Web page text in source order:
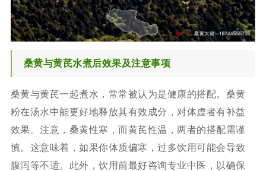
桑黄与黄芪水煮后效果及注意事项
桑黄与黄芪一起煮水，常常被认为是健康的搭配。桑黄
粉在汤水中能更好地释放其有效成分，对体虚者有补益
效果。注意，桑黄性寒，而黄芪性温，两者的搭配需谨
慎。这意味着，如果你体质偏寒，过多饮用可能会导致
腹泻等不适。此外，饮用前最好咨询专业中医，以确保